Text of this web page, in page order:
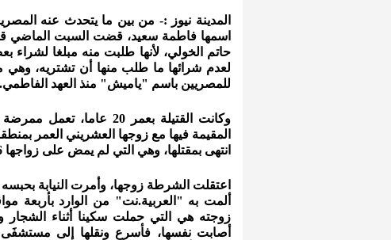
المدينة نيوز :- من بين ما يتحدث عنه
اسمها فاطمة سعيد، قضت السبت الماضي
حاتم الخولي، لأنها طلبت منه مبلغا
لعدم شرائها ما طلب منها أن تشتريه،
للمصريين باسم "ياميش" منذ العهد الفاطمي.
وكانت القتيلة بعمر 20
انتهى بمقتلها، وهي التي لم يمض على زواجها 6 أشهر.
ألمت به "العربية.نت" من الوارد بأربعة
زوجته هي التي حملت سكينا أثناء
أصابت نفسها، فأسرع ونقلها إلى